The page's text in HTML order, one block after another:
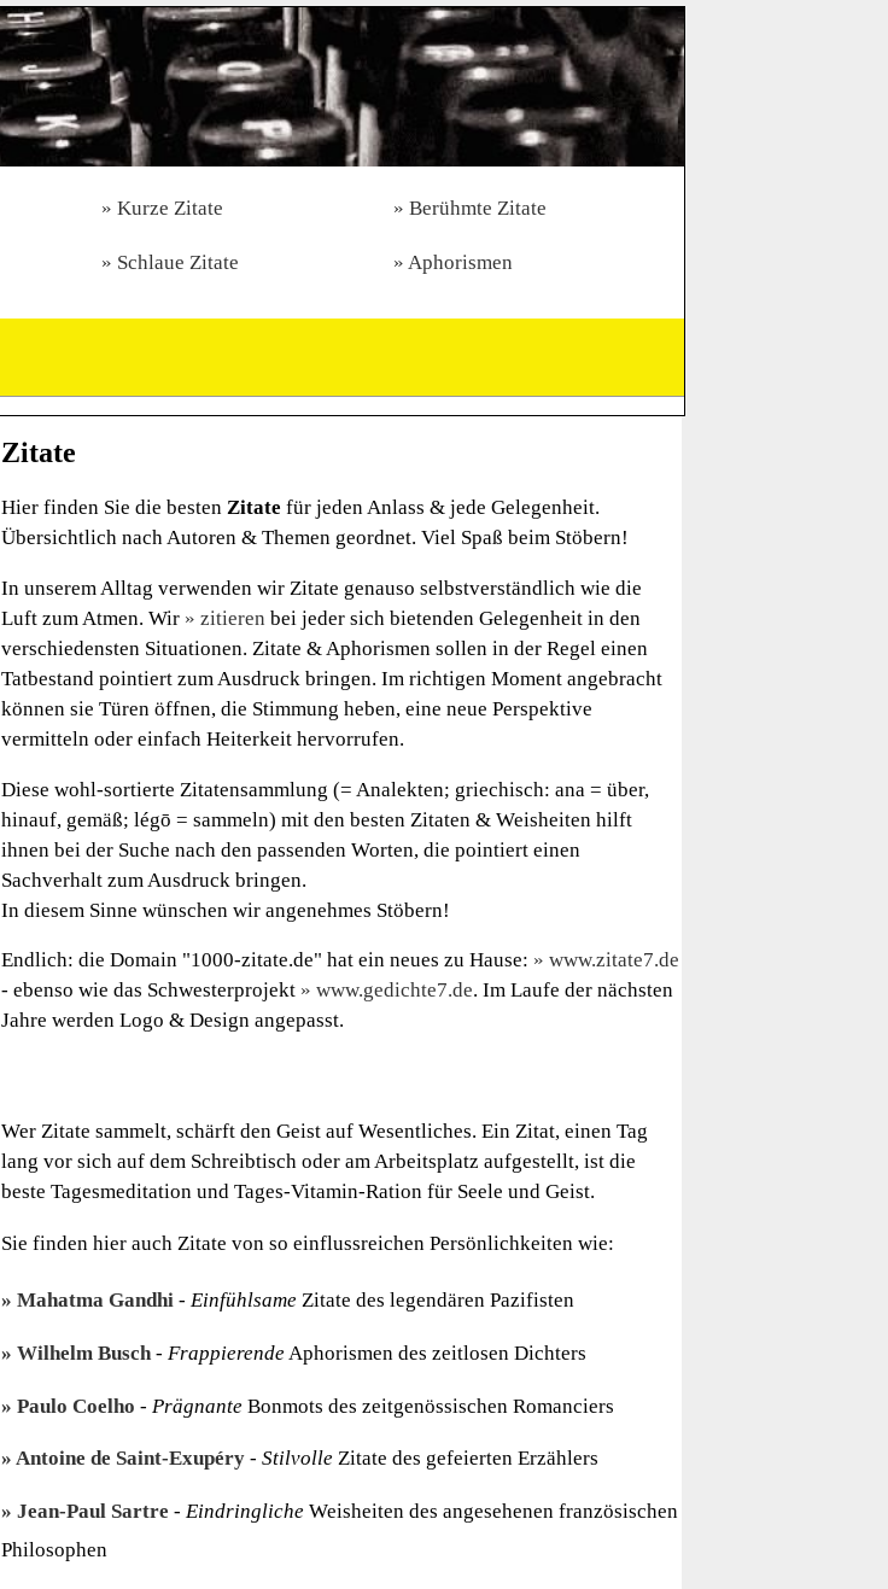
Kurze Zitate Berühmte Zitate
Schlaue Zitate Aphorismen
Zitate
Hier finden Sie die bestenZitate für jeden Anlass & jede Gelegenheit.
Übersichtlich nach Autoren & Themen geordnet. Viel Spaß beim Stöbern!
In unserem Alltag verwenden wir Zitate genauso selbstverständlich wie die
Luft zum Atmen. Wir
zitieren bei jeder sich bietenden Gelegenheit in den
verschiedensten Situationen. Zitate & Aphorismen sollen in der Regel einen
Tatbestand pointiert zum Ausdruck bringen. Im richtigen Moment angebracht
können sie Türen öffnen, die Stimmung heben, eine neue Perspektive
vermitteln oder einfach Heiterkeit hervorrufen.
Diese wohl-sortierte Zitatensammlung (= Analekten; griechisch: ana = über,
hinauf, gemäß; légō = sammeln) mit den besten Zitaten & Weisheiten hilft
ihnen bei der Suche nach den passenden Worten, die pointiert einen
Sachverhalt zum Ausdruck bringen.
In diesem Sinne wünschen wir angenehmes Stöbern!
Endlich: die Domain "1000-zitate.de" hat ein neues zu Hause:
www.zitate7.de
- ebenso wie das Schwesterprojekt
www.gedichte7.de. Im Laufe der nächsten
Jahre werden Logo & Design angepasst.
Wer Zitate sammelt, schärft den Geist auf Wesentliches. Ein Zitat, einen Tag
lang vor sich auf dem Schreibtisch oder am Arbeitsplatz aufgestellt, ist die
beste Tagesmeditation und Tages-Vitamin-Ration für Seele und Geist.
Sie finden hier auch Zitate von so einflussreichen Persönlichkeiten wie:
Mahatma Gandhi- EinfühlsameZitate des legendären Pazifisten
Wilhelm Busch- FrappierendeAphorismen des zeitlosen Dichters
Paulo Coelho - PrägnanteBonmots des zeitgenössischen Romanciers
Antoine de Saint-Exupéry- StilvolleZitate des gefeierten Erzählers
Jean-Paul Sartre - EindringlicheWeisheiten des angesehenen französischen
Philosophen